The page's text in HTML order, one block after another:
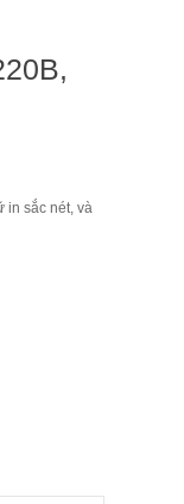
in sắc nét, và